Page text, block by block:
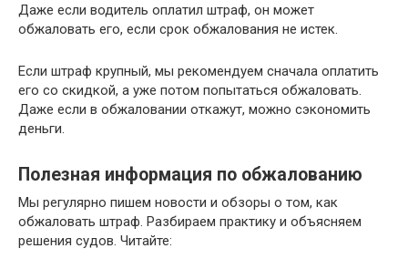
Даже если водитель оплатил штраф, он может
обжаловать его, если срок обжалования не истек.
Если штраф крупный, мы рекомендуем сначала оплатить
его со скидкой, а уже потом попытаться обжаловать.
Даже если в обжаловании откажут, можно сэкономить
деньги.
Полезная информация по обжалованию
Мы регулярно пишем новости и обзоры о том, как
обжаловать штраф. Разбираем практику и объясняем
решения судов. Читайте: